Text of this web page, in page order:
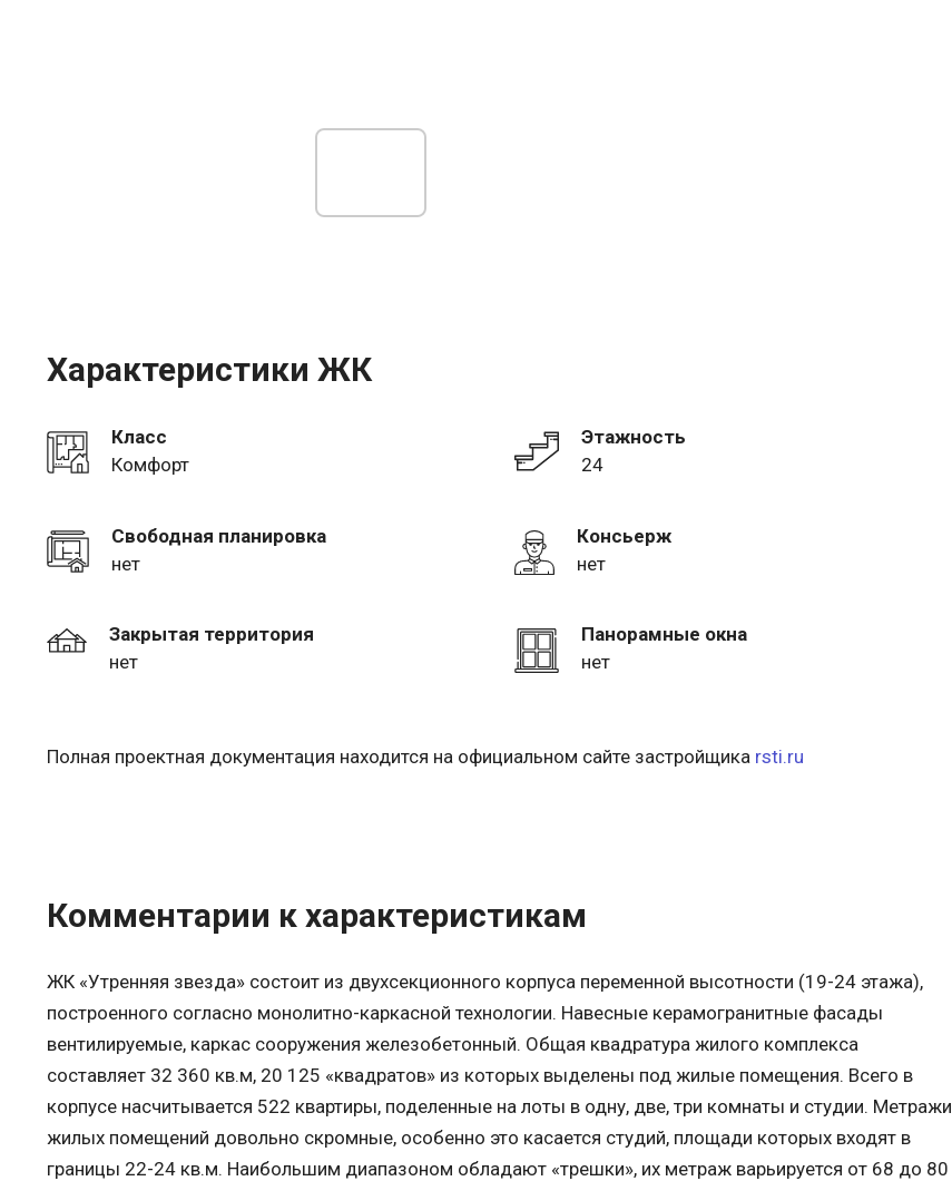
Характеристики ЖК
Класс
Комфорт
Этажность
24
Свободная планировка
нет
Консьерж
нет
Закрытая территория
нет
Панорамные окна
нет
Полная проектная документация находится на официальном сайте застройщика rsti.ru
Комментарии к характеристикам
ЖК «Утренняя звезда» состоит из двухсекционного корпуса переменной высотности (19-24 этажа),
построенного согласно монолитно-каркасной технологии. Навесные керамогранитные фасады
вентилируемые, каркас сооружения железобетонный. Общая квадратура жилого комплекса
составляет 32 360 кв.м, 20 125 «квадратов» из которых выделены под жилые помещения. Всего в
корпусе насчитывается 522 квартиры, поделенные на лоты в одну, две, три комнаты и студии. Метражи
жилых помещений довольно скромные, особенно это касается студий, площади которых входят в
границы 22-24 кв.м. Наибольшим диапазоном обладают «трешки», их метраж варьируется от 68 до 80